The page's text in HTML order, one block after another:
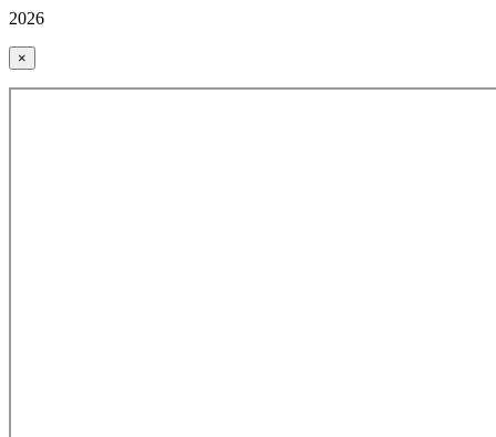
2026
×